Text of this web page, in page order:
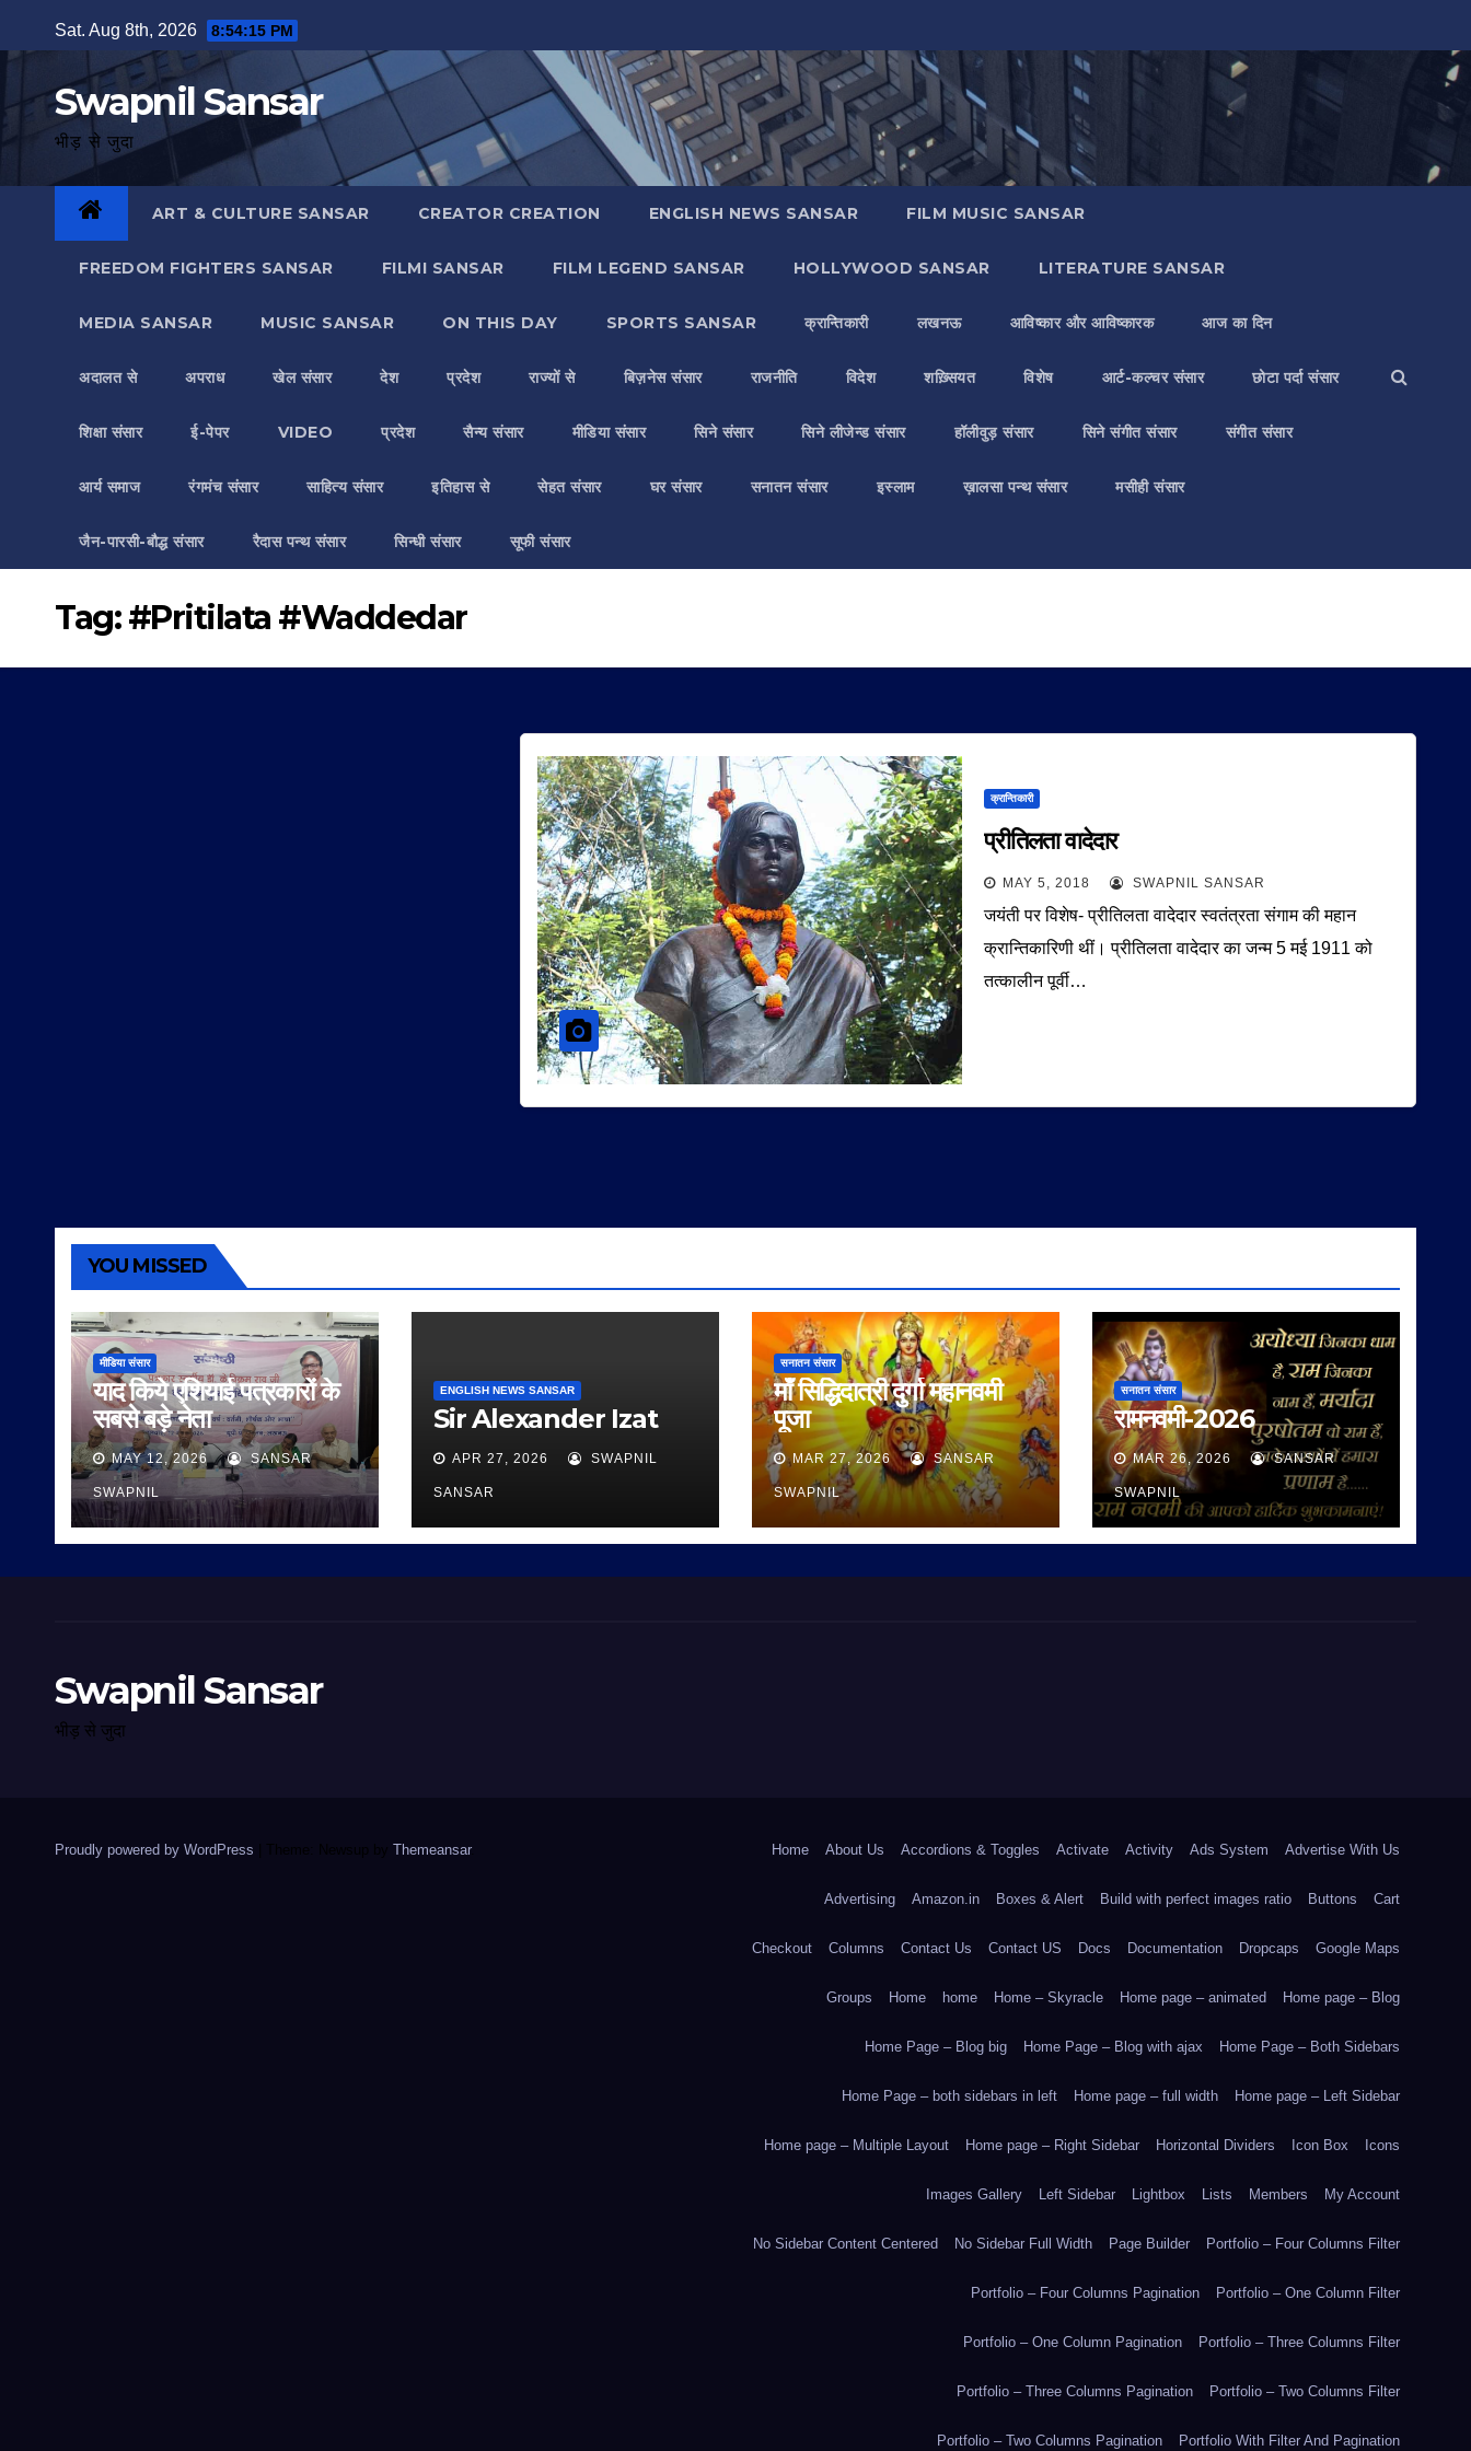
to
Sat. Aug 8th, 2026 8:54:15 PM
Swapnil Sansar
भीड़ से जुदा
ART & CULTURE SANSAR CREATOR CREATION ENGLISH NEWS SANSAR FILM MUSIC SANSAR
FREEDOM FIGHTERS SANSAR FILMI SANSAR FILM LEGEND SANSAR HOLLYWOOD SANSAR LITERATURE SANSAR
MEDIA SANSAR MUSIC SANSAR ON THIS DAY SPORTS SANSAR क्रान्तिकारी लखनऊ आविष्कार और आविष्कारक आज का दिन
अदालत से अपराध खेल संसार देश प्रदेश राज्यों से बिज़नेस संसार राजनीति विदेश शख़्सियत विशेष आर्ट-कल्चर संसार छोटा पर्दा संसार
शिक्षा संसार ई-पेपर VIDEO प्रदेश सैन्य संसार मीडिया संसार सिने संसार सिने लीजेन्ड संसार हॉलीवुड़ संसार सिने संगीत संसार संगीत संसार
आर्य समाज रंगमंच संसार साहित्य संसार इतिहास से सेहत संसार घर संसार सनातन संसार इस्लाम ख़ालसा पन्थ संसार मसीही संसार
जैन-पारसी-बौद्ध संसार रैदास पन्थ संसार सिन्धी संसार सूफी संसार
Tag:#Pritilata #Waddedar
क्रान्तिकारी
प्रीतिलता वादेदार
MAY 5, 2018 SWAPNIL SANSAR
जयंती पर विशेष- प्रीतिलता वादेदार स्वतंत्रता संगाम की महान
क्रान्तिकारिणी थीं। प्रीतिलता वादेदार का जन्म 5 मई 1911 को
तत्कालीन पूर्वी…
YOU MISSED
मीडिया संसार
याद किये एशियाई पत्रकारों के
सबसे बड़े नेता
MAY 12, 2026 SANSAR
SWAPNIL
ENGLISH NEWS SANSAR
Sir Alexander Izat
APR 27, 2026 SWAPNIL
SANSAR
सनातन संसार
माँ सिद्धिदात्री दुर्गा महानवमी
पूजा
MAR 27, 2026 SANSAR
SWAPNIL
सनातन संसार
रामनवमी-2026
MAR 26, 2026 SANSAR
SWAPNIL
Swapnil Sansar
भीड़ से जुदा
Proudly powered by WordPress Theme: Newsup by Themeansar. Home About Us Accordions & Toggles Activate Activity Ads System Advertise With Us
Advertising Amazon.in Boxes & Alert Build with perfect images ratio Buttons Cart
Checkout Columns Contact Us Contact US Docs Documentation Dropcaps Google Maps
Groups Home home Home – Skyracle Home page – animated Home page – Blog
Home Page – Blog big Home Page – Blog with ajax Home Page – Both Sidebars
Home Page – both sidebars in left Home page – full width Home page – Left Sidebar
Home page – Multiple Layout Home page – Right Sidebar Horizontal Dividers Icon Box Icons
Images Gallery Left Sidebar Lightbox Lists Members My Account
No Sidebar Content Centered No Sidebar Full Width Page Builder Portfolio – Four Columns Filter
Portfolio – Four Columns Pagination Portfolio – One Column Filter
Portfolio – One Column Pagination Portfolio – Three Columns Filter
Portfolio – Three Columns Pagination Portfolio – Two Columns Filter
Portfolio – Two Columns Pagination Portfolio With Filter And Pagination